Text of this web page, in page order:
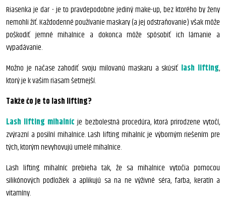
Riasenka je dar - je to pravdepodobne jediný make-up, bez ktorého by ženy
nemohli žiť. Každodenné používanie maskary (a jej odstraňovanie) však môže
poškodiť jemné mihalnice a dokonca môže spôsobiť ich lámanie a
vypadávanie.
Možno je načase zahodiť svoju milovanú maskaru a skúsiť lash lifting,
ktorý je k vašim riasam šetrnejší.
Takže čo je to lash lifting?
Lash lifting mihalníc je bezbolestná procedúra, ktorá prirodzene vytočí,
zvýrazní a posilní mihalnice. Lash lifting mihalníc je výborným riešením pre
tých, ktorým nevyhovujú umelé mihalnice.
Lash lifting mihalníc prebieha tak, že sa mihalnice vytočia pomocou
silikónových podložiek a aplikujú sa na ne výživné séra, farba, keratín a
vitamíny.